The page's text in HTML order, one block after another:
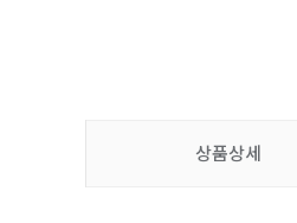
상품상세